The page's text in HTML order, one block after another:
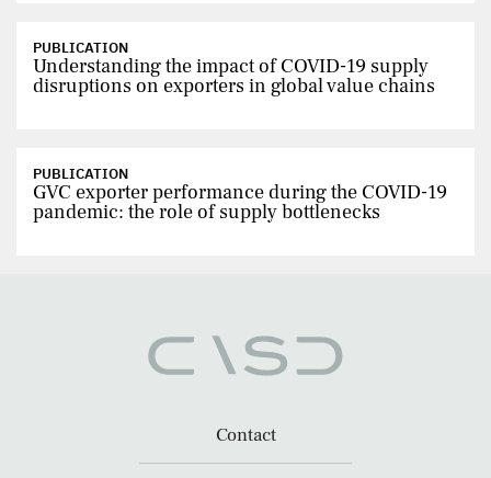
PUBLICATION
Understanding the impact of COVID-19 supply
disruptions on exporters in global value chains
PUBLICATION
GVC exporter performance during the COVID-19
pandemic: the role of supply bottlenecks
Contact